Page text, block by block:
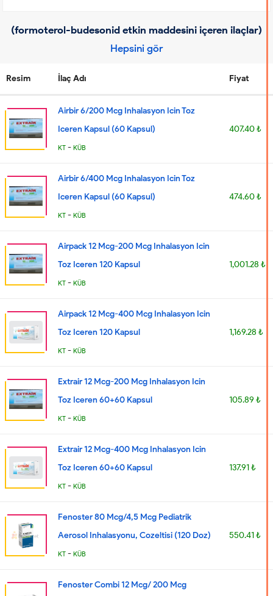
(formoterol-budesonid etkin maddesini içeren ilaçlar)
Hepsini gör
Resim İlaç Adı Fiyat
Airbir 6/200 Mcg Inhalasyon Icin Toz
Iceren Kapsul (60 Kapsul)
KT - KÜB
407.40 ₺
Airbir 6/400 Mcg Inhalasyon Icin Toz
Iceren Kapsul (60 Kapsul)
KT - KÜB
474.60 ₺
Airpack 12 Mcg-200 Mcg Inhalasyon Icin
Toz Iceren 120 Kapsul
KT - KÜB
1,001.28 ₺
Airpack 12 Mcg-400 Mcg Inhalasyon Icin
Toz Iceren 120 Kapsul
KT - KÜB
1,169.28 ₺
Extrair 12 Mcg-200 Mcg Inhalasyon Icin
Toz Iceren 60+60 Kapsul
KT - KÜB
105.89 ₺
Extrair 12 Mcg-400 Mcg Inhalasyon Icin
Toz Iceren 60+60 Kapsul
KT - KÜB
137.91 ₺
Fenoster 80 Mcg/4,5 Mcg Pediatrik
Aerosol Inhalasyonu, Cozeltisi (120 Doz)
KT - KÜB
550.41 ₺
Fenoster Combi 12 Mcg/ 200 Mcg